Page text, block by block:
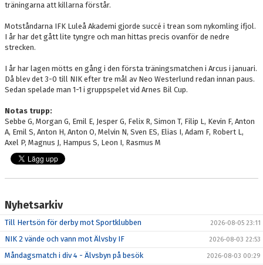
träningarna att killarna förstår.
Motståndarna IFK Luleå Akademi gjorde succé i trean som nykomling ifjol.
I år har det gått lite tyngre och man hittas precis ovanför de nedre
strecken.
I år har lagen mötts en gång i den första träningsmatchen i Arcus i januari.
Då blev det 3-0 till NIK efter tre mål av Neo Westerlund redan innan paus.
Sedan spelade man 1-1 i gruppspelet vid Arnes Bil Cup.
Notas trupp:
Sebbe G, Morgan G, Emil E, Jesper G, Felix R, Simon T, Filip L, Kevin F, Anton
A, Emil S, Anton H, Anton O, Melvin N, Sven ES, Elias I, Adam F, Robert L,
Axel P, Magnus J, Hampus S, Leon I, Rasmus M
Nyhetsarkiv
Till Hertsön för derby mot Sportklubben 2026-08-05 23:11
NIK 2 vände och vann mot Älvsby IF 2026-08-03 22:53
Måndagsmatch i div 4 - Älvsbyn på besök 2026-08-03 00:29